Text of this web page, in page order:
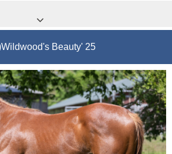
Beauty' 25